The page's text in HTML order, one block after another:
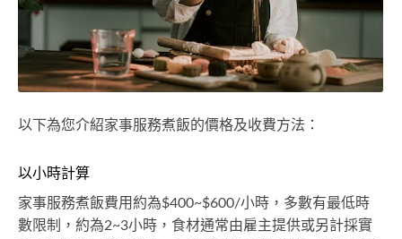
以下為您介紹家事服務煮飯的價格及收費方法：
以小時計算
家事服務煮飯費用約為$400~$600/小時，多數有最低時
數限制，約為2~3小時，食材通常由雇主提供或另計採實